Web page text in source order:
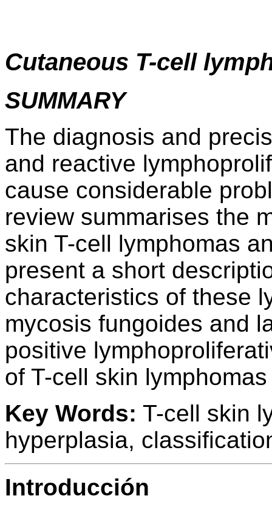
Cutaneous T-cell
SUMMARY
The diagnosis and
and reactive
cause considerable
review summarises the
skin T-cell lymphomas
present a short
characteristics of these
mycosis fungoides and
positive
of T-cell skin
Key Words: T-cell skin
hyperplasia,
Introducción